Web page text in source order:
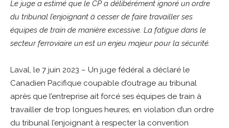
Le juge a estimé que le CP a délibérément ignoré un ordre
du tribunal l’enjoignant à cesser de faire travailler ses
équipes de train de manière excessive. La fatigue dans le
secteur ferroviaire un est un enjeu majeur pour la sécurité.
Laval, le 7 juin 2023 – Un juge fédéral a déclaré le
Canadien Pacifique coupable d’outrage au tribunal
après que l’entreprise ait forcé ses équipes de train à
travailler de trop longues heures, en violation d’un ordre
du tribunal l’enjoignant à respecter la convention